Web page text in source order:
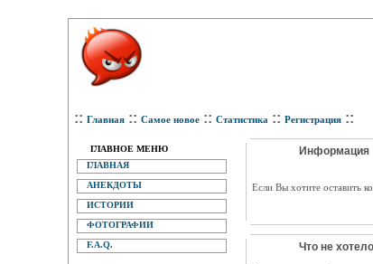
:: Главная :: Самое новое :: Статистика :: Регистрация ::
ГЛАВНОЕ МЕНЮ
ГЛАВНАЯ
АНЕКДОТЫ
ИСТОРИИ
ФОТОГРАФИИ
F.A.Q.
Информация
Eсли Вы хотите оставить
Что не